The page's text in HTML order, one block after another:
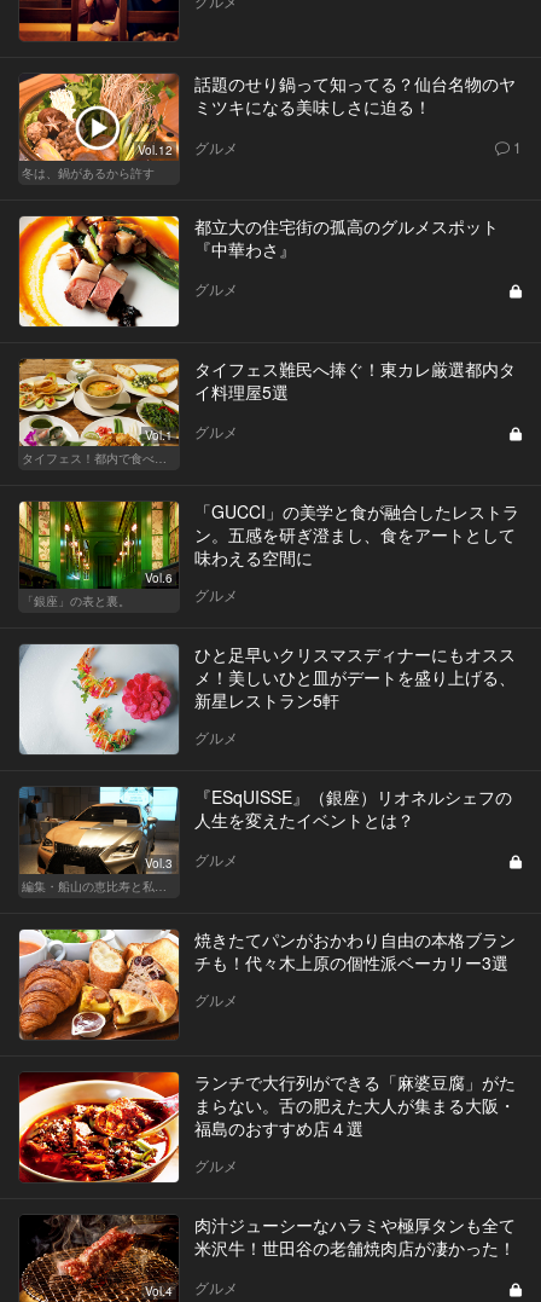
Vol.12
冬は、鍋があるから許す
話題のせり鍋って知ってる？仙台名物のヤ
ミツキになる美味しさに迫る！
グルメ 1
都立大の住宅街の孤高のグルメスポット
『中華わさ』
グルメ
Vol.1
タイフェス！都内で食べれる至極のタイ料理まとめ
タイフェス難民へ捧ぐ！東カレ厳選都内タ
イ料理屋5選
グルメ
Vol.6
「銀座」の表と裏。
「GUCCI」の美学と食が融合したレストラ
ン。五感を研ぎ澄まし、食をアートとして
味わえる空間に
グルメ
ひと足早いクリスマスディナーにもオスス
メ！美しいひと皿がデートを盛り上げる、
新星レストラン5軒
グルメ
Vol.3
編集・船山の恵比寿と私、ときどきルノアール
『ESqUISSE』（銀座）リオネルシェフの
人生を変えたイベントとは？
グルメ
焼きたてパンがおかわり自由の本格ブラン
チも！代々木上原の個性派ベーカリー3選
グルメ
ランチで大行列ができる「麻婆豆腐」がた
まらない。舌の肥えた大人が集まる大阪・
福島のおすすめ店４選
グルメ
Vol.4
肉汁ジューシーなハラミや極厚タンも全て
米沢牛！世田谷の老舗焼肉店が凄かった！
グルメ